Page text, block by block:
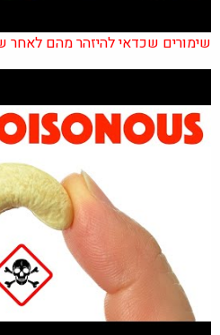
שימורים שכדאי להיזהר מהם